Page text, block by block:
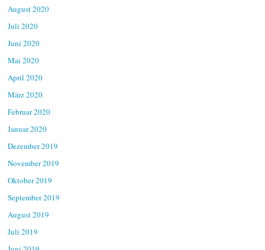
August 2020
Juli 2020
Juni 2020
Mai 2020
April 2020
März 2020
Februar 2020
Januar 2020
Dezember 2019
November 2019
Oktober 2019
September 2019
August 2019
Juli 2019